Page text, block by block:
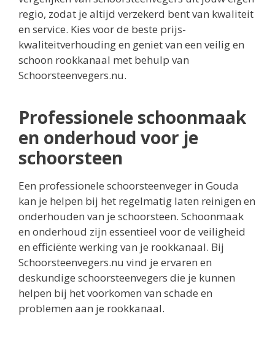
regio, zodat je altijd verzekerd bent van kwaliteit
en service. Kies voor de beste prijs-
kwaliteitverhouding en geniet van een veilig en
schoon rookkanaal met behulp van
Schoorsteenvegers.nu.
Professionele schoonmaak
en onderhoud voor je
schoorsteen
Een professionele schoorsteenveger in Gouda
kan je helpen bij het regelmatig laten reinigen en
onderhouden van je schoorsteen. Schoonmaak
en onderhoud zijn essentieel voor de veiligheid
en efficiënte werking van je rookkanaal. Bij
Schoorsteenvegers.nu vind je ervaren en
deskundige schoorsteenvegers die je kunnen
helpen bij het voorkomen van schade en
problemen aan je rookkanaal.